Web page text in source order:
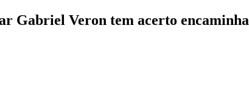
Gabriel Veron tem acerto